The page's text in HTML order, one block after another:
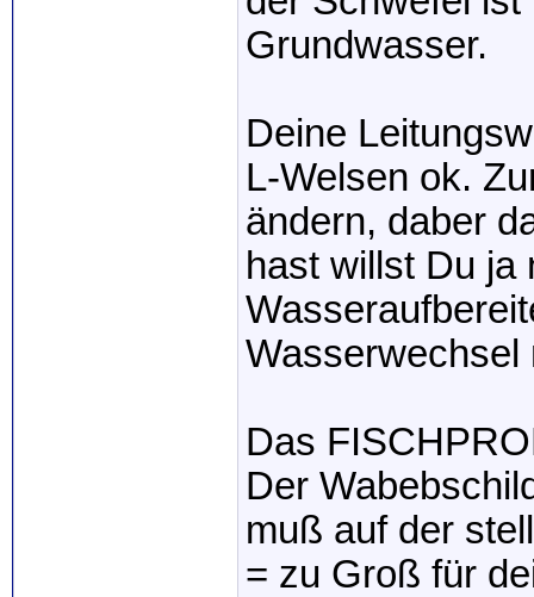
Grundwasser.
Deine
L-Welsen ok.
ändern, daber
hast willst Du
Wasserwechsel
Das
Der
muß auf der
= zu Groß für